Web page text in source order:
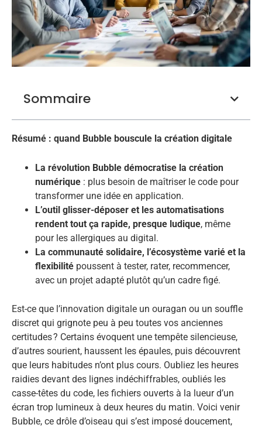
Sommaire
Résumé : quand Bubble bouscule la création digitale
La révolution Bubble démocratise la création
numérique : plus besoin de maîtriser le code pour
transformer une idée en application.
L’outil glisser-déposer et les automatisations
rendent tout ça rapide, presque ludique, même
pour les allergiques au digital.
La communauté solidaire, l’écosystème varié et la
flexibilité poussent à tester, rater, recommencer,
avec un projet adapté plutôt qu’un cadre figé.
Est-ce que l’innovation digitale un ouragan ou un souffle
discret qui grignote peu à peu toutes vos anciennes
certitudes ? Certains évoquent une tempête silencieuse,
d’autres sourient, haussent les épaules, puis découvrent
que leurs habitudes n’ont plus cours. Oubliez les heures
raidies devant des lignes indéchiffrables, oubliés les
casse-têtes du code, les fichiers ouverts à la lueur d’un
écran trop lumineux à deux heures du matin. Voici venir
Bubble, ce drôle d’oiseau qui s’est imposé doucement,